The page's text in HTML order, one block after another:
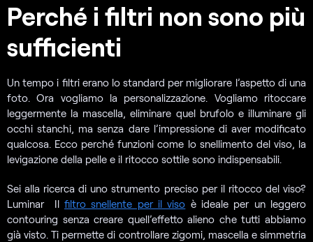
Perché i filtri non sono più
sufficienti
Un tempo i filtri erano lo standard per migliorare l’aspetto di una
foto. Ora vogliamo la personalizzazione. Vogliamo ritoccare
leggermente la mascella, eliminare quel brufolo e illuminare gli
occhi stanchi, ma senza dare l’impressione di aver modificato
qualcosa. Ecco perché funzioni come lo snellimento del viso, la
levigazione della pelle e il ritocco sottile sono indispensabili.
Sei alla ricerca di uno strumento preciso per il ritocco del viso?
Luminar Il filtro snellente per il viso è ideale per un leggero
contouring senza creare quell’effetto alieno che tutti abbiamo
già visto. Ti permette di controllare zigomi, mascella e simmetria